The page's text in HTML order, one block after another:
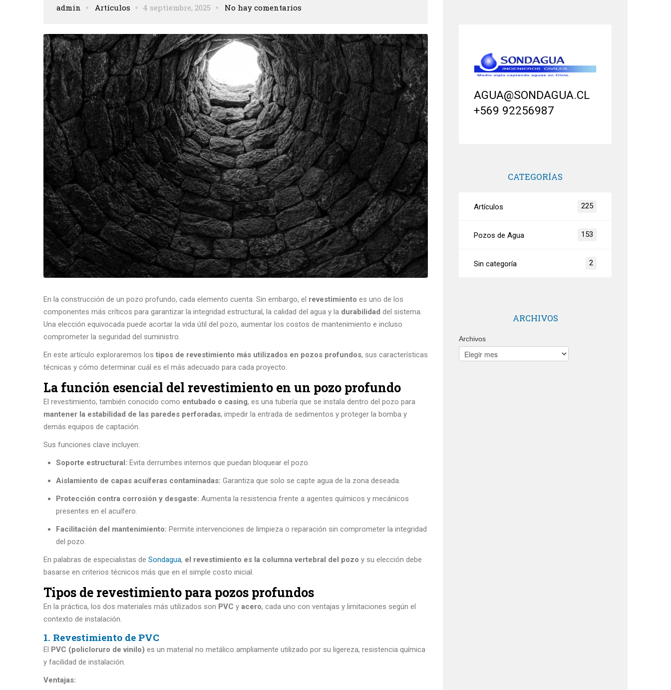
admin Artículos 4 septiembre, 2025 No hay comentarios
En la construcción de un pozo profundo, cada elemento cuenta. Sin embargo, el revestimiento es uno de los
componentes más críticos para garantizar la integridad estructural, la calidad del agua y la durabilidad del sistema.
Una elección equivocada puede acortar la vida útil del pozo, aumentar los costos de mantenimiento e incluso
comprometer la seguridad del suministro.
En este artículo exploraremos los tipos de revestimiento más utilizados en pozos profundos, sus características
técnicas y cómo determinar cuál es el más adecuado para cada proyecto.
La función esencial del revestimiento en un pozo profundo
El revestimiento, también conocido como entubado o casing, es una tubería que se instala dentro del pozo para
mantener la estabilidad de las paredes perforadas, impedir la entrada de sedimentos y proteger la bomba y
demás equipos de captación.
Sus funciones clave incluyen:
Soporte estructural: Evita derrumbes internos que puedan bloquear el pozo.
Aislamiento de capas acuíferas contaminadas: Garantiza que solo se capte agua de la zona deseada.
Protección contra corrosión y desgaste: Aumenta la resistencia frente a agentes químicos y mecánicos
presentes en el acuífero.
Facilitación del mantenimiento: Permite intervenciones de limpieza o reparación sin comprometer la integridad
del pozo.
En palabras de especialistas de Sondagua, el revestimiento es la columna vertebral del pozo y su elección debe
basarse en criterios técnicos más que en el simple costo inicial.
Tipos de revestimiento para pozos profundos
En la práctica, los dos materiales más utilizados son PVC y acero, cada uno con ventajas y limitaciones según el
contexto de instalación.
1. Revestimiento de PVC
El PVC (policloruro de vinilo) es un material no metálico ampliamente utilizado por su ligereza, resistencia química
y facilidad de instalación.
Ventajas:
AGUA@SONDAGUA.CL
+569 92256987
CATEGORÍAS
Artículos 225
Pozos de Agua 153
Sin categoría 2
ARCHIVOS
Archivos